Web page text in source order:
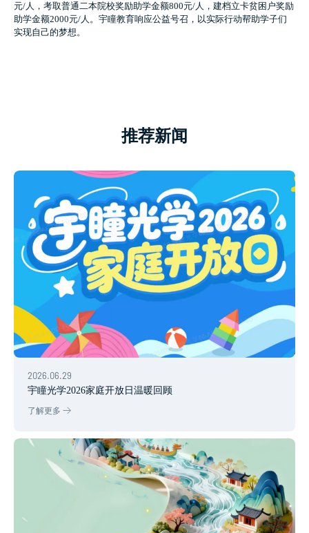
元/人，考取普通二本院校奖励助学金额800元/人，建档立卡贫困户奖励
助学金额2000元/人。宇瞳教育响应公益号召，以实际行动帮助学子们
实现自己的梦想。
推荐新闻
2026.06.29
宇瞳光学2026家庭开放日温暖回顾
了解更多